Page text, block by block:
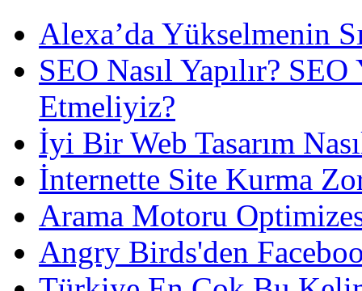
Alexa’da Yükselmenin
SEO Nasıl Yapılır?
Etmeliyiz?
İyi Bir Web Tasarım
İnternette Site Kurma
Arama Motoru
Angry Birds'den